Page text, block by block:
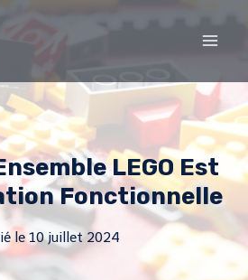
LEGO Est
Fonctionnelle
le10 juillet 2024